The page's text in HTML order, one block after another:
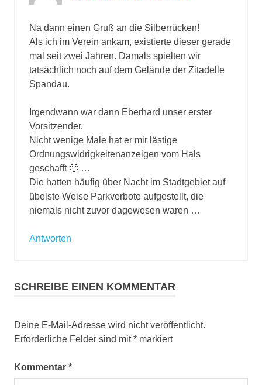
Na dann einen Gruß an die Silberrücken!
Als ich im Verein ankam, existierte dieser gerade
mal seit zwei Jahren. Damals spielten wir
tatsächlich noch auf dem Gelände der Zitadelle
Spandau.
Irgendwann war dann Eberhard unser erster
Vorsitzender.
Nicht wenige Male hat er mir lästige
Ordnungswidrigkeitenanzeigen vom Hals
geschafft 🙂 …
Die hatten häufig über Nacht im Stadtgebiet auf
übelste Weise Parkverbote aufgestellt, die
niemals nicht zuvor dagewesen waren …
Antworten
SCHREIBE EINEN KOMMENTAR
Deine E-Mail-Adresse wird nicht veröffentlicht.
Erforderliche Felder sind mit* markiert
Kommentar *